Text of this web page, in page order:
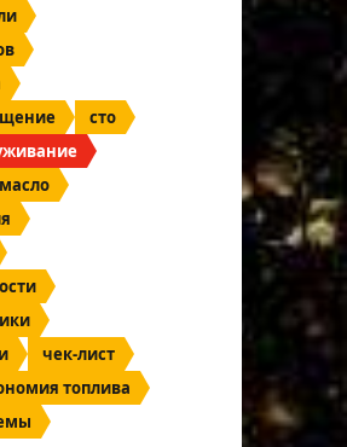
сто
чек-лист
топлива